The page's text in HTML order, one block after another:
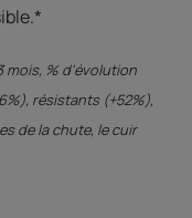
mois, % d'évolution
résistants (+52%),
de la chute, le cuir